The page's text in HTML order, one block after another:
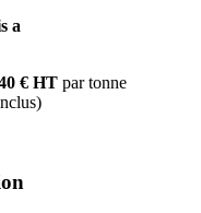
a
€ HT par tonne